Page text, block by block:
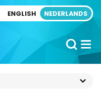
ENGLISH NEDERLANDS